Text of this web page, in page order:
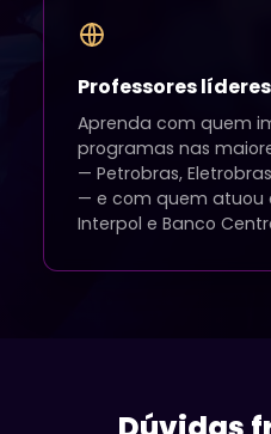
Professores
Aprenda com quem
programas nas
— Petrobras,
— e com quem atuou
Interpol e Banco